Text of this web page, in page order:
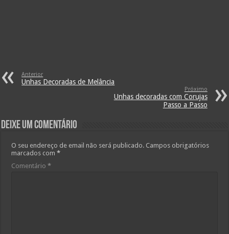
Anterior
Unhas Decoradas de Melância
Próximo
Unhas decoradas com Corujas
Passo a Passo
Deixe um comentário
O seu endereço de email não será publicado. Campos obrigatórios
marcados com*
Comentário*